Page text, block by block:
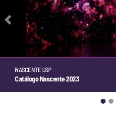
NASCENTE USP
Catálogo Nascente 2023
Previous